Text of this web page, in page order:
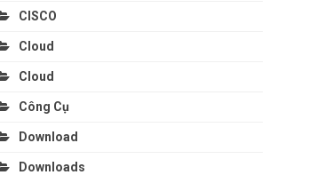
CISCO
Cloud
Cloud
Công Cụ
Download
Downloads